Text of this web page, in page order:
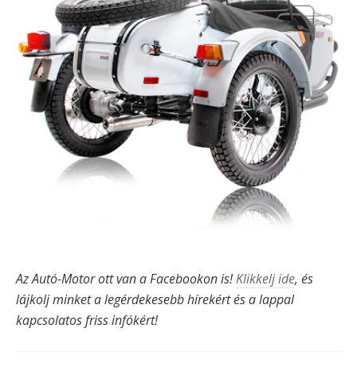
Az Autó-Motor ott van a Facebookon is!Klikkelj ide, és
lájkolj minket a legérdekesebb hírekért és a lappal
kapcsolatos friss infókért!